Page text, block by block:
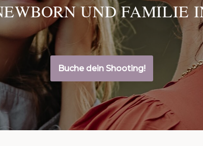
UND FAMILIE
Buche dein Shooting!